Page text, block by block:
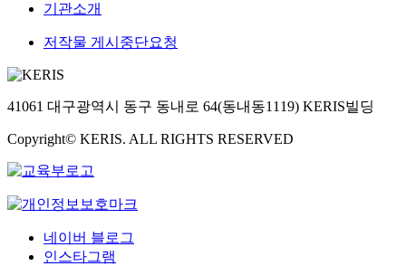
기관소개
저작물 게시중단요청
41061 대구광역시 동구 동내로 64(동내동1119) KERIS빌딩
Copyright© KERIS. ALL RIGHTS RESERVED
네이버 블로그
인스타그램